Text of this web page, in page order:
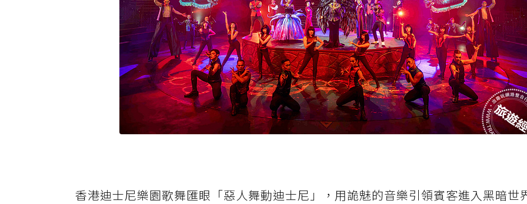
香港迪士尼樂園歌舞匯眼「惡人舞動迪士尼」，用詭魅的音樂引領賓客進入黑暗世